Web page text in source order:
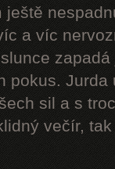
a víc
pokus.
sil a s
večír,